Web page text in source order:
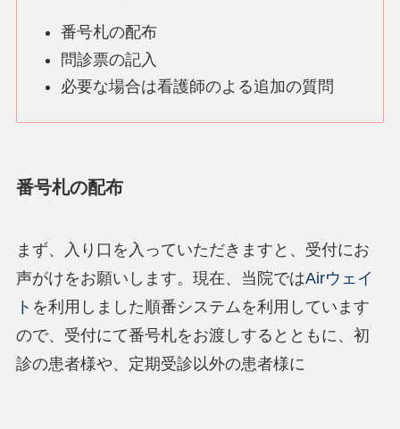
番号札の配布
問診票の記入
必要な場合は看護師のよる追加の質問
番号札の配布
まず、入り口を入っていただきますと、受付にお
声がけをお願いします。現在、当院ではAirウェイ
ト を利用しました順番システムを利用しています
ので、受付にて番号札をお渡しするとともに、初
診の患者様や、定期受診以外の患者様に